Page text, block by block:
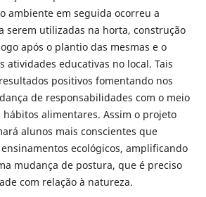
ambiente em seguida ocorreu a
serem utilizadas na horta, construção
após o plantio das mesmas e o
atividades educativas no local. Tais
positivos fomentando nos
de responsabilidades com o meio
alimentares. Assim o projeto
alunos mais conscientes que
ecológicos, amplificando
mudança de postura, que é preciso
com relação à natureza.